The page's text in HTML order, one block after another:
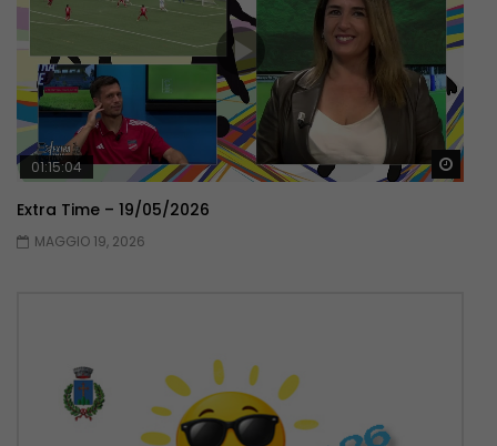
01:15:04
Extra Time – 19/05/2026
MAGGIO 19, 2026